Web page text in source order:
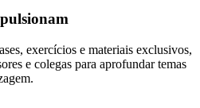
exercícios e materiais exclusivos,
e colegas para aprofundar temas